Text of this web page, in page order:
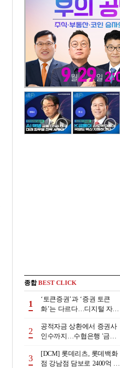
종합BEST CLICK
1
‘토큰증권’과 ‘증권 토큰
화’는 다르다…디지털 자본
2
공적자금 상환에서 증권사
인수까지…수협은행 '금융
행 금융그룹의 꿈①]
3
[DCM] 롯데리츠, 롯데백화
점 강남점 담보로 2400억 조